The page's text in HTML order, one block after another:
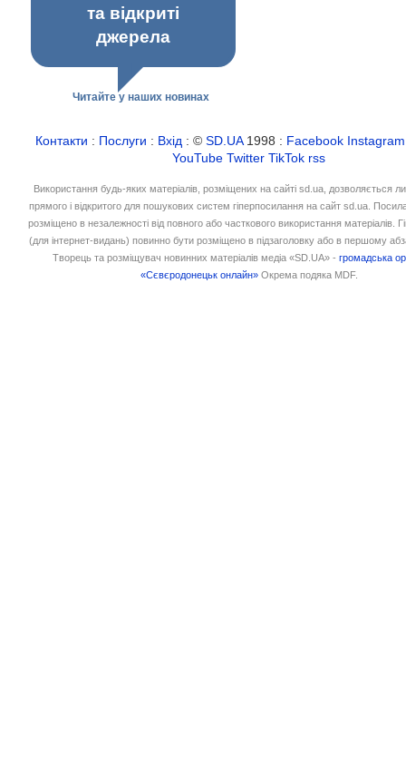
та відкриті
джерела
Читайте у наших новинах
Контакти : Послуги : Вхід : ©SD.UA1998 : Facebook Instagram
YouTube Twitter TikTok rss
Використання будь-яких матеріалів, розміщених на сайті sd.ua, дозволяється
прямого і відкритого для пошукових систем гіперпосилання на сайт sd.ua.
розміщено в незалежності від повного або часткового використання матеріалів.
(для інтернет-видань) повинно бути розміщено в підзаголовку або в першому
Творець та розміщувач новинних матеріалів медіа «SD.UA» -громадська
«Сєвєродонецьк онлайн» Окрема подяка MDF.